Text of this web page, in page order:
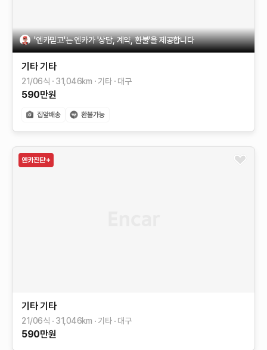
'엔카믿고'는 엔카가 '상담, 계약, 환불'을 제공합니다
기타기타
21/06식 31,046km 기타 대구
590만원
기타기타
21/06식 31,046km 기타 대구
590만원